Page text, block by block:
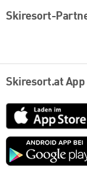
Skiresort-
Skiresort.at App
App
Store